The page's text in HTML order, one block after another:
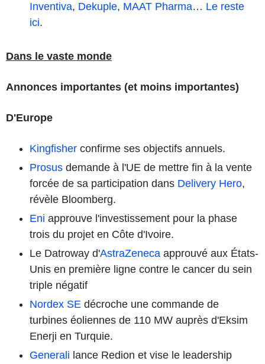
Inventiva, Dekuple, MAAT Pharma… Le reste
ici.
Dans le vaste monde
Annonces importantes (et moins importantes)
D'Europe
Kingfisher confirme ses objectifs annuels.
Prosus demande à l'UE de mettre fin à la vente
forcée de sa participation dans Delivery Hero,
révèle Bloomberg.
Eni approuve l'investissement pour la phase
trois du projet en Côte d'Ivoire.
Le Datroway d'AstraZeneca approuvé aux États-
Unis en première ligne contre le cancer du sein
triple négatif
Nordex SE décroche une commande de
turbines éoliennes de 110 MW auprès d'Eksim
Enerji en Turquie.
Generali lance Redion et vise le leadership